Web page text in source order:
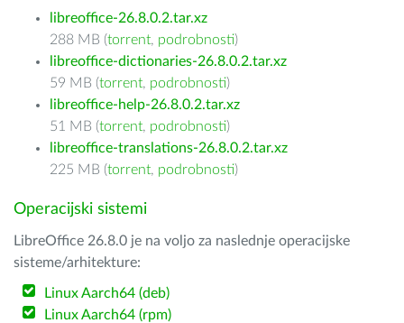
libreoffice-26.8.0.2.tar.xz
288 MB (torrent, podrobnosti)
libreoffice-dictionaries-26.8.0.2.tar.xz
59 MB (torrent, podrobnosti)
libreoffice-help-26.8.0.2.tar.xz
51 MB (torrent, podrobnosti)
libreoffice-translations-26.8.0.2.tar.xz
225 MB (torrent, podrobnosti)
Operacijski sistemi
LibreOffice 26.8.0 je na voljo za naslednje operacijske
sisteme/arhitekture:
Linux Aarch64 (deb)
Linux Aarch64 (rpm)